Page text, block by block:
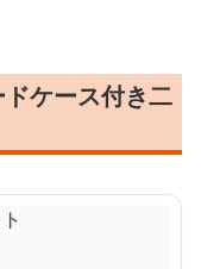
ケース付き二